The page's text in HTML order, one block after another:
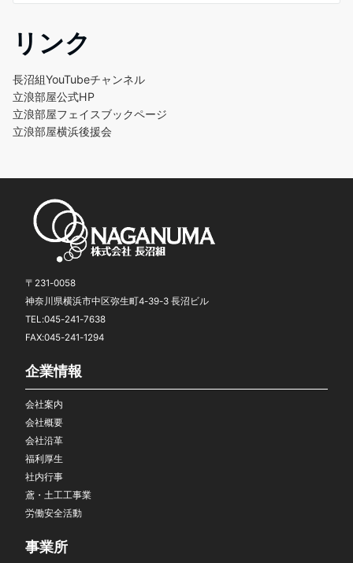
リンク
長沼組YouTubeチャンネル
立浪部屋公式HP
立浪部屋フェイスブックページ
立浪部屋横浜後援会
〒231-0058
神奈川県横浜市中区弥生町4-39-3 長沼ビル
TEL:045-241-7638
FAX:045-241-1294
企業情報
会社案内
会社概要
会社沿革
福利厚生
社内行事
鳶・土工工事業
労働安全活動
事業所